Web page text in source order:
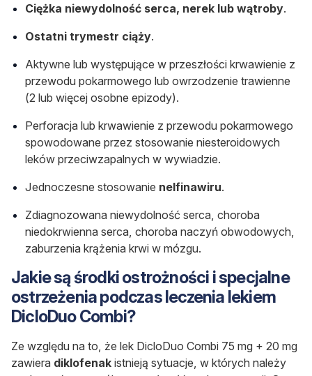
Ciężka niewydolność serca, nerek lub wątroby.
Ostatni trymestr ciąży.
Aktywne lub występujące w przeszłości krwawienie z
przewodu pokarmowego lub owrzodzenie trawienne
(2 lub więcej osobne epizody).
Perforacja lub krwawienie z przewodu pokarmowego
spowodowane przez stosowanie niesteroidowych
leków przeciwzapalnych w wywiadzie.
Jednoczesne stosowanie nelfinawiru.
Zdiagnozowana niewydolność serca, choroba
niedokrwienna serca, choroba naczyń obwodowych,
zaburzenia krążenia krwi w mózgu.
Jakie są środki ostrożności i specjalne
ostrzeżenia podczas leczenia lekiem
DicloDuo Combi?
Ze względu na to, że lek DicloDuo Combi 75 mg + 20 mg
zawiera diklofenak istnieją sytuacje, w których należy